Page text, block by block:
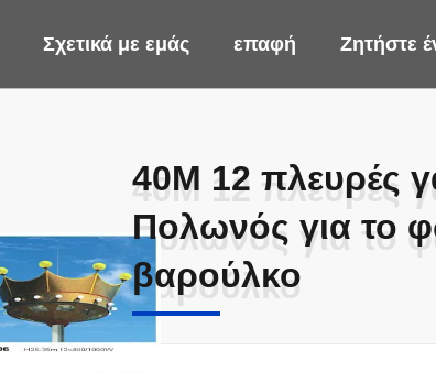
Σχετικά με εμάς επαφή Ζητήστε
40M 12 πλευρές
Πολωνός για το
βαρούλκο
40M 12 πλευρές
Πολωνός για το
βαρούλκο